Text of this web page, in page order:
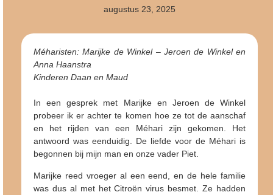
augustus 23, 2025
Méharisten: Marijke de Winkel – Jeroen de Winkel en
Anna Haanstra
Kinderen Daan en Maud
In een gesprek met Marijke en Jeroen de Winkel
probeer ik er achter te komen hoe ze tot de aanschaf
en het rijden van een Méhari zijn gekomen. Het
antwoord was eenduidig. De liefde voor de Méhari is
begonnen bij mijn man en onze vader Piet.
Marijke reed vroeger al een eend, en de hele familie
was dus al met het Citroën virus besmet. Ze hadden